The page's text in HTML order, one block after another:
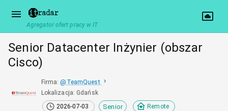
Agregator ofert pracy w IT
Senior Datacenter Inżynier (obszar
Cisco)
Firma: @ TeamQuest
Lokalizacja: Gdańsk
2026-07-03
Senior Remote